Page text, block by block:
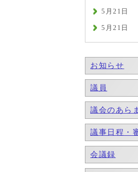
5月21日
5月21日
お知らせ
議員
議会のあら
議事日程・
会議録